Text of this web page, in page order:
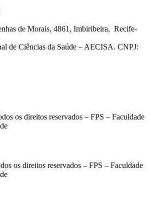
de Morais, 4861, Imbiribeira, Recife-
de Ciências da Saúde – AECISA. CNPJ:
os direitos reservados – FPS – Faculdade
os direitos reservados – FPS – Faculdade